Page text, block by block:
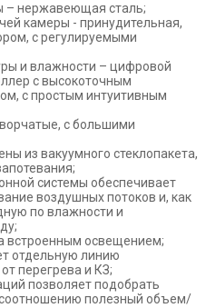
– нержавеющая сталь;
камеры - принудительная,
с регулируемыми
и влажности – цифровой
с высокоточным
с простым интуитивным
с большими
из вакуумного стеклопакета,
системы обеспечивает
воздушных потоков и, как
по влажности и
встроенным освещением;
отдельную линию
перегрева и КЗ;
позволяет подобрать
полезный объем/